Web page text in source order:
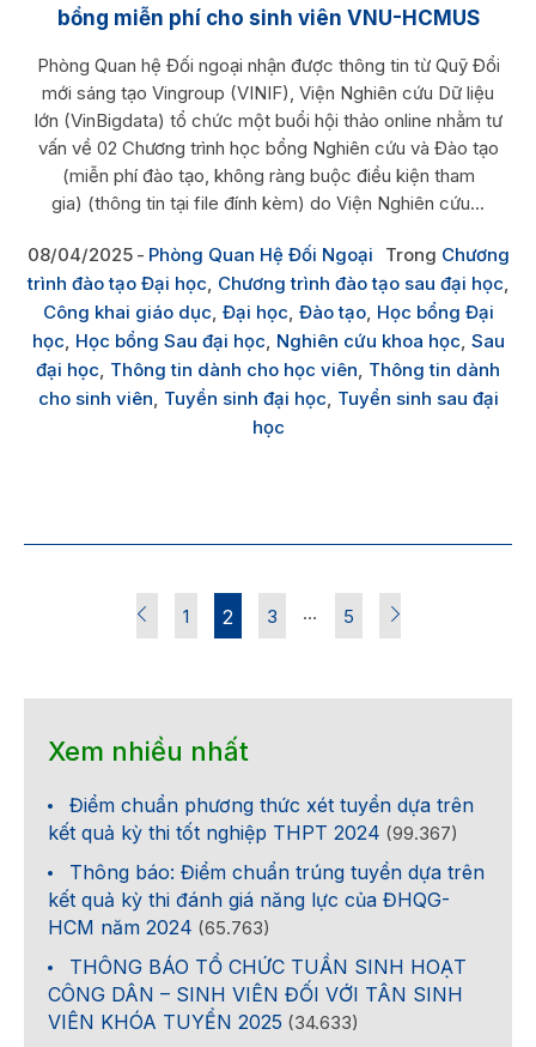
bổng miễn phí cho sinh viên VNU-HCMUS
Phòng Quan hệ Đối ngoại nhận được thông tin từ Quỹ Đổi
mới sáng tạo Vingroup (VINIF), Viện Nghiên cứu Dữ liệu
lớn (VinBigdata) tổ chức một buổi hội thảo online nhằm tư
vấn về 02 Chương trình học bổng Nghiên cứu và Đào tạo
(miễn phí đào tạo, không ràng buộc điều kiện tham
gia) (thông tin tại file đính kèm) do Viện Nghiên cứu...
08/04/2025 Phòng Quan Hệ Đối Ngoại Trong Chương
trình đào tạo Đại học Chương trình đào tạo sau đại học
Công khai giáo dục Đại học Đào tạo, Học bổng Đại
học Học bổng Sau đại học Nghiên cứu khoa học Sau
đại học Thông tin dành cho học viên Thông tin dành
cho sinh viên Tuyển sinh đại học Tuyển sinh sau đại
học
1 2 3 … 5
Xem nhiều nhất
Điểm chuẩn phương thức xét tuyển dựa trên
kết quả kỳ thi tốt nghiệp THPT 2024 (99.367)
Thông báo: Điểm chuẩn trúng tuyển dựa trên
kết quả kỳ thi đánh giá năng lực của ĐHQG-
HCM năm 2024 (65.763)
THÔNG BÁO TỔ CHỨC TUẦN SINH HOẠT
CÔNG DÂN – SINH VIÊN ĐỐI VỚI TÂN SINH
VIÊN KHÓA TUYỂN 2025 (34.633)